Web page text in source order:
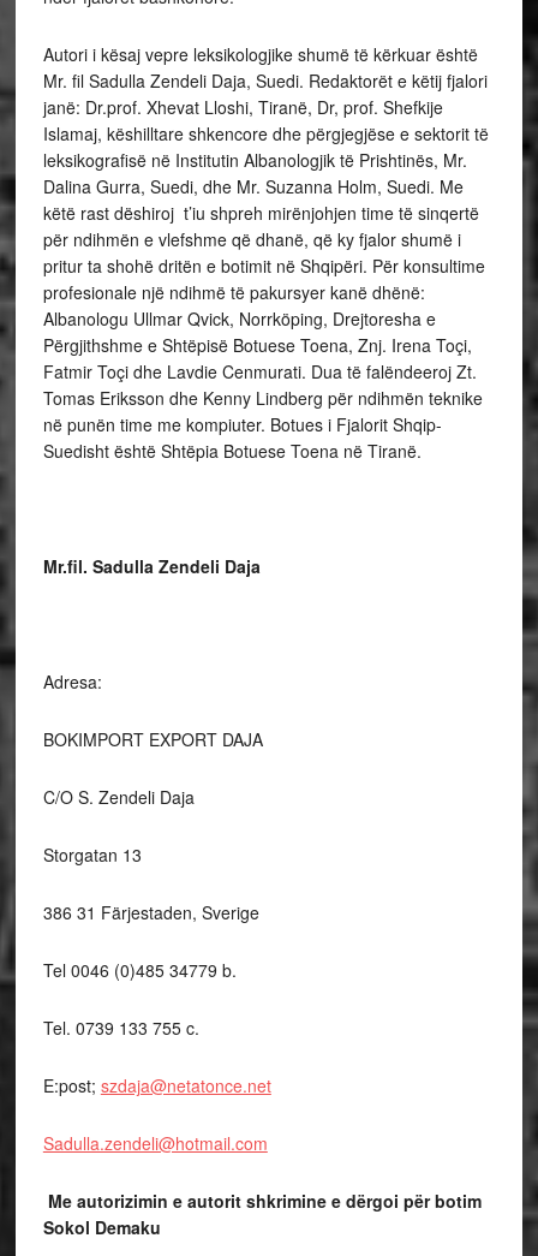
Autori i kësaj vepre leksikologjike shumë të kërkuar është
Mr. fil Sadulla Zendeli Daja, Suedi. Redaktorët e këtij fjalori
janë: Dr.prof. Xhevat Lloshi, Tiranë, Dr, prof. Shefkije
Islamaj, këshilltare shkencore dhe përgjegjëse e sektorit të
leksikografisë në Institutin Albanologjik të Prishtinës, Mr.
Dalina Gurra, Suedi, dhe Mr. Suzanna Holm, Suedi. Me
këtë rast dëshiroj t’iu shpreh mirënjohjen time të sinqertë
për ndihmën e vlefshme që dhanë, që ky fjalor shumë i
pritur ta shohë dritën e botimit në Shqipëri. Për konsultime
profesionale një ndihmë të pakursyer kanë dhënë:
Albanologu Ullmar Qvick, Norrköping, Drejtoresha e
Përgjithshme e Shtëpisë Botuese Toena, Znj. Irena Toçi,
Fatmir Toçi dhe Lavdie Cenmurati. Dua të falëndeeroj Zt.
Tomas Eriksson dhe Kenny Lindberg për ndihmën teknike
në punën time me kompiuter. Botues i Fjalorit Shqip-
Suedisht është Shtëpia Botuese Toena në Tiranë.
Mr.fil. Sadulla Zendeli Daja
Adresa:
BOKIMPORT EXPORT DAJA
C/O S. Zendeli Daja
Storgatan 13
386 31 Färjestaden, Sverige
Tel 0046 (0)485 34779 b.
Tel. 0739 133 755 c.
E:post; szdaja@netatonce.net
Sadulla.zendeli@hotmail.com
Me autorizimin e autorit shkrimine e dërgoi për botim
Sokol Demaku